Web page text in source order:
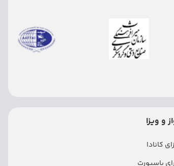
و ویزا
کانادا
پاسپورت